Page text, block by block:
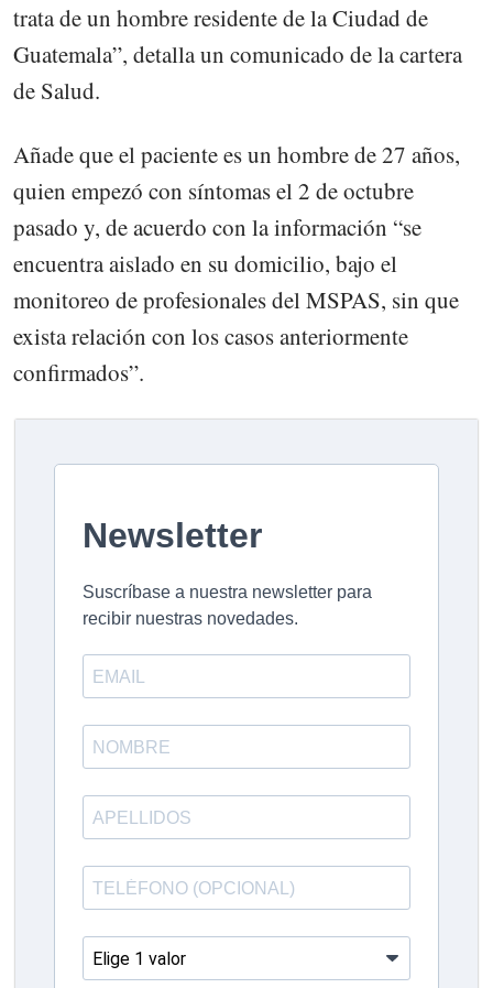
trata de un hombre residente de la Ciudad de
Guatemala”, detalla un comunicado de la cartera
de Salud.
Añade que el paciente es un hombre de 27 años,
quien empezó con síntomas el 2 de octubre
pasado y, de acuerdo con la información “se
encuentra aislado en su domicilio, bajo el
monitoreo de profesionales del MSPAS, sin que
exista relación con los casos anteriormente
confirmados”.